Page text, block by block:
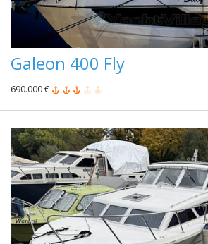
Galeon 400 Fly
690.000 €